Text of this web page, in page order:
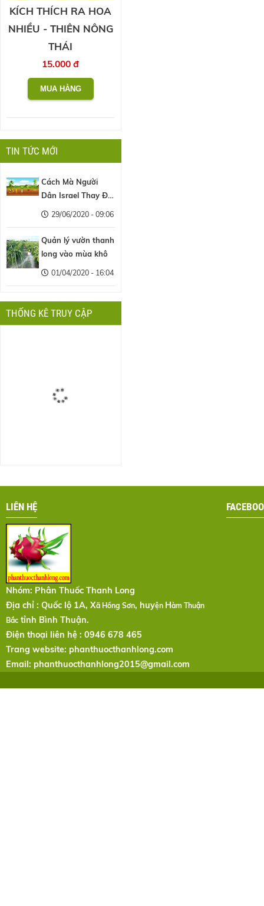
KÍCH THÍCH RA HOA
NHIỀU - THIÊN NÔNG
THÁI
15.000 đ
TIN TỨC MỚI
Cách Mà Người
Dân Israel Thay Đổi
Nền Nông Nghiệp
29/06/2020 - 09:06
Quản lý vườn thanh
long vào mùa khô
01/04/2020 - 16:04
THỐNG KÊ TRUY CẬP
LIÊN HỆ
Nhóm: Phân Thuốc Thanh Long
Địa chỉ : Quốc lộ 1A, Xã Hồng Sơn, huyện Hàm Thuận
Bắc tỉnh Bình Thuận.
Điện thoại liên hệ : 0946 678 465
Trang website: phanthuocthanhlong.com
Email: phanthuocthanhlong2015@gmail.com